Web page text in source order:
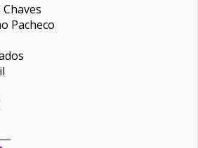
Pacheco